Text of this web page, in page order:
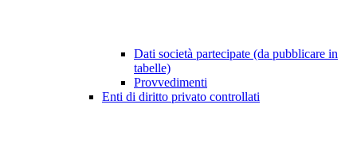
Dati società partecipate (da pubblicare in
tabelle)
Provvedimenti
Enti di diritto privato controllati